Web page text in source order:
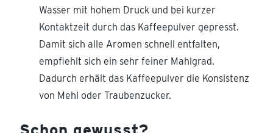
Wasser mit hohem Druck und bei kurzer
Kontaktzeit durch das Kaffeepulver gepresst.
Damit sich alle Aromen schnell entfalten,
empfiehlt sich ein sehr feiner Mahlgrad.
Dadurch erhält das Kaffeepulver die Konsistenz
von Mehl oder Traubenzucker.